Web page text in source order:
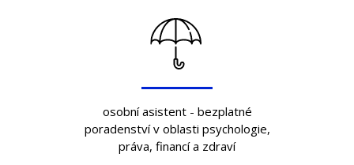
osobní asistent - bezplatné
poradenství v oblasti psychologie,
práva, financí a zdraví